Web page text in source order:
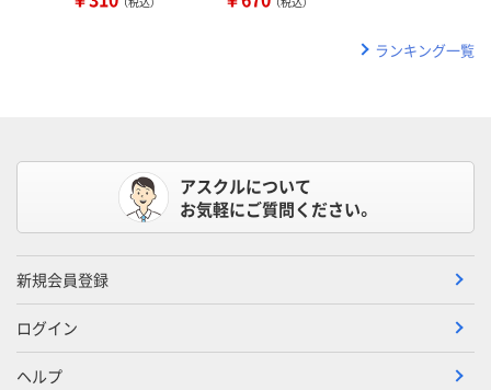
ランキング一覧
アスクルについて
お気軽にご質問ください。
新規会員登録
ログイン
ヘルプ